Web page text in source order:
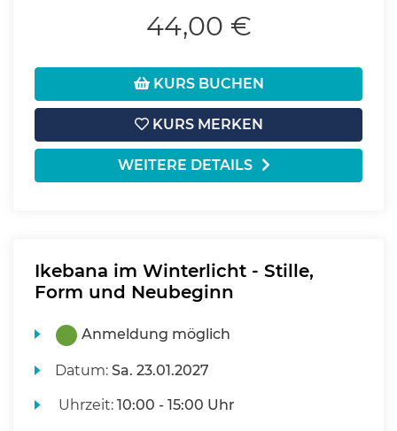
44,00 €
KURS BUCHEN
KURS MERKEN
WEITERE DETAILS
Ikebana im Winterlicht - Stille,
Form und Neubeginn
Anmeldung möglich
Datum:Sa. 23.01.2027
Uhrzeit:10:00 - 15:00 Uhr